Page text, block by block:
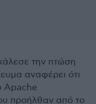
την πτώση
αναφέρει ότι
Apache
προήλθαν από το